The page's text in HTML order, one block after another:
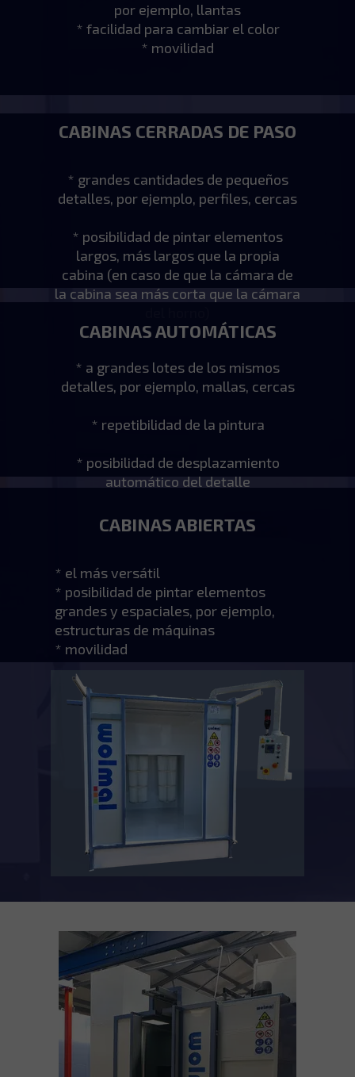
CABINAS ABIERTAS
* el más versátil
* posibilidad de pintar elementos
grandes y espaciales, por ejemplo,
estructuras de máquinas
* movilidad
CABINAS AUTOMÁTICAS
* a grandes lotes de los mismos
detalles, por ejemplo, mallas, cercas
* repetibilidad de la pintura
* posibilidad de desplazamiento
automático del detalle
por ejemplo, llantas
* facilidad para cambiar el color
* movilidad
CABINAS CERRADAS DE PASO
* grandes cantidades de pequeños
detalles, por ejemplo, perfiles, cercas
* posibilidad de pintar elementos
largos, más largos que la propia
cabina (en caso de que la cámara de
la cabina sea más corta que la cámara